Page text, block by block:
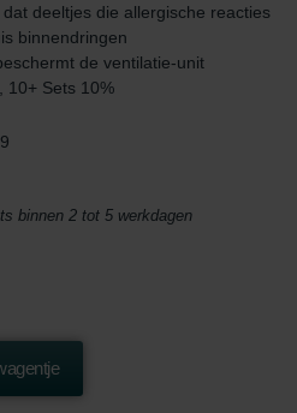
deeltjes die allergische reacties
binnendringen
de ventilatie-unit
10+ Sets 10%
binnen 2 tot 5 werkdagen